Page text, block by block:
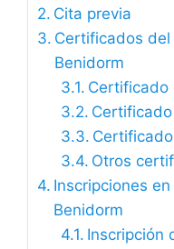
Cita previa
Certificados del
Benidorm
Certificado
Otros
Inscripciones
Benidorm
Inscripción